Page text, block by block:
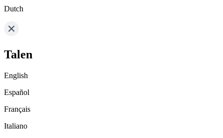
Dutch
Talen
English
Español
Français
Italiano